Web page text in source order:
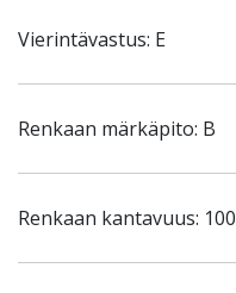
Vierintävastus: E
Renkaan märkäpito: B
Renkaan kantavuus: 100